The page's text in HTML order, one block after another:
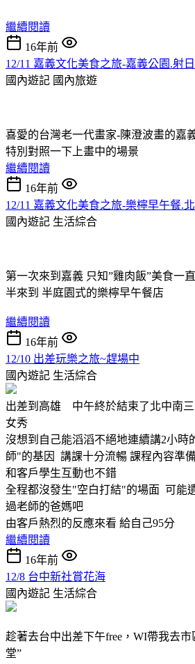
繼續閱讀
16年前
12/11 嘉義文化美食之旅-嘉義公園.射
國內遊記 國內旅遊
喜愛的台灣老一代畫家-陳澄波畫的嘉
特別對照一下上畫中的場景
繼續閱讀
16年前
12/11 嘉義文化美食之旅-樂檸早午餐.
國內遊記 生活綜合
第一次來到嘉義 只知”雞肉飯”美食一
半來到 半庭園式的樂檸早午餐店
繼續閱讀
16年前
12/10 出差玩樂之旅~趕場中
國內遊記 生活綜合
出差到高雄 中午終於結束了北中南三
女秀
沒想到自己能滔滔不絕地連續講2小時
師"的基因 講課十分流暢 課程內容準
和客戶學生互動也不錯
全程都沒發生"空白打結"的場面 可能
過老師的爸媽吧
由客戶熱烈的反應來看 給自己95分
繼續閱讀
16年前
12/8 台中新社賞花海
國內遊記 生活綜合
趁著去台中出差下午free，WI帶我去
堂”